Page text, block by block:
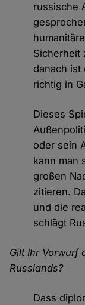
russische
Sicherheit
danach ist
richtig in
Dieses
oder sein
kann man
großen
zitieren.
und die
schlägt
Gilt Ihr Vorwurf
Russlands?
Dass